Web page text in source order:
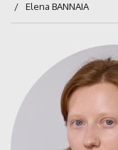
Elena BANNAIA